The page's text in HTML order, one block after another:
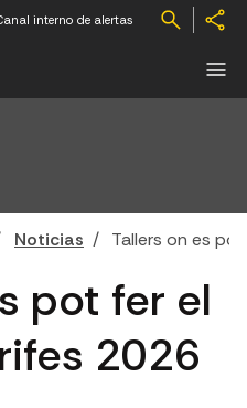
interno de alertas
Noticias Tallers on es
pot fer el
2026